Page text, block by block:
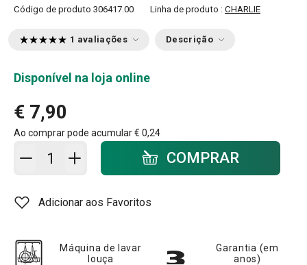
Código de produto 306417.00 Linha de produto : CHARLIE
1 avaliações Descrição
Disponível na loja online
€ 7,90
Ao comprar pode acumular€ 0,24
Adicionar ao carrinho - quantidadeCOMPRAR
Adicionar aos Favoritos
Máquina de lavar
louça
Garantia (em
anos)